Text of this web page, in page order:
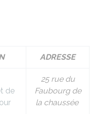
ADRESSE
de
25 rue du
Faubourg de
la chaussée